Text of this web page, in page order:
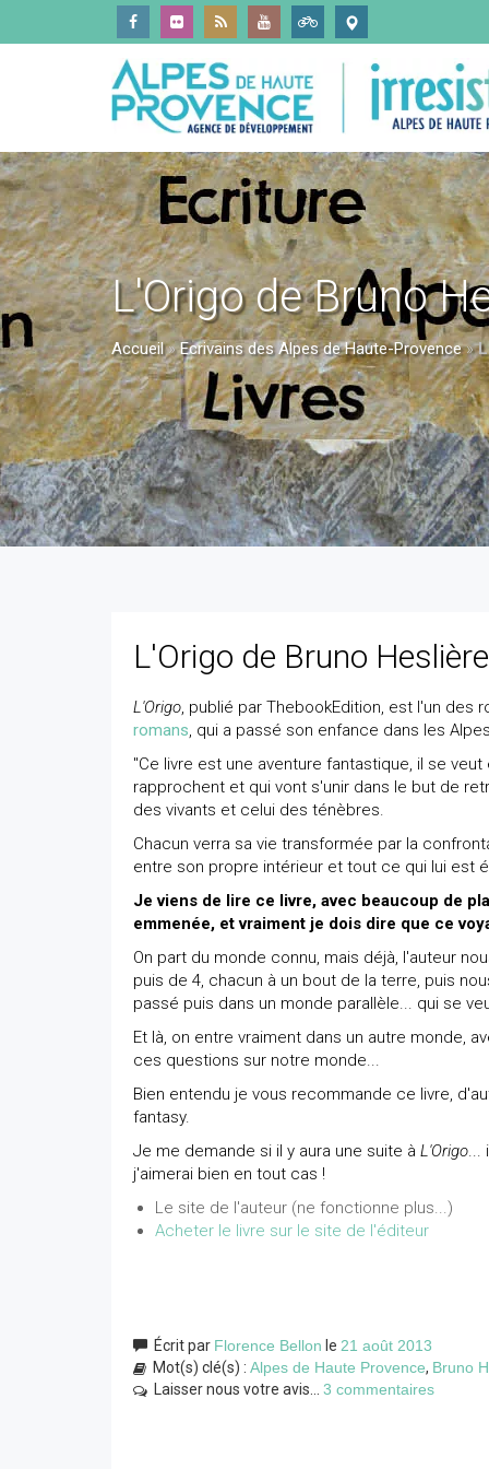
L'Origo de Bruno
Accueil»Ecrivains des Alpes de Haute-Provence»
L'Origo de Bruno Heslière
L'Origo, publié par ThebookEdition, est l'un des
romans, qui a passé son enfance dans les
"Ce livre est une aventure fantastique, il se
rapprochent et qui vont s'unir dans le but de
des vivants et celui des ténèbres.
Chacun verra sa vie transformée par la
entre son propre intérieur et tout ce qui lui est
Je viens de lire ce livre, avec beaucoup de
emmenée, et vraiment je dois dire que ce
On part du monde connu, mais déjà, l'auteur
puis de 4, chacun à un bout de la terre, puis
passé puis dans un monde parallèle... qui se
Et là, on entre vraiment dans un autre monde,
ces questions sur notre monde...
Bien entendu je vous recommande ce livre,
fantasy.
Je me demande si il y aura une suite à L'Origo...
j'aimerai bien en tout cas !
Le site de l'auteur (ne fonctionne plus...)
Acheter le livre sur le site de l'éditeur
Écrit par Florence Bellon le 21 août 2013
Mot(s) clé(s) : Alpes de Haute Provence, Bruno
Laisser nous votre avis... 3 commentaires